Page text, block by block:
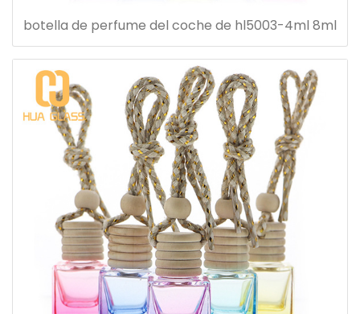
botella de perfume del coche de hl5003-4ml 8ml